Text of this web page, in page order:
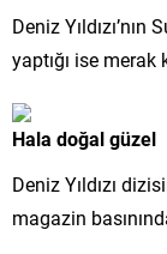
Deniz
yaptığı ise
Hala doğal güzel
Deniz Yıldızı
magazin